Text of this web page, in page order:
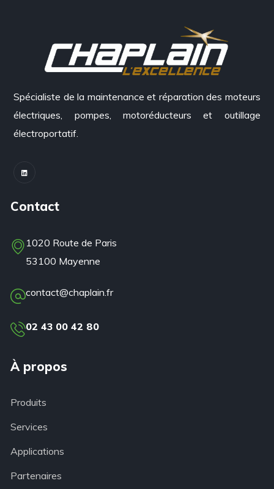
Spécialiste de la maintenance et réparation des moteurs
électriques, pompes, motoréducteurs et outillage
électroportatif.
Contact
1020 Route de Paris
53100 Mayenne
contact@chaplain.fr
02 43 00 42 80
À propos
Produits
Services
Applications
Partenaires